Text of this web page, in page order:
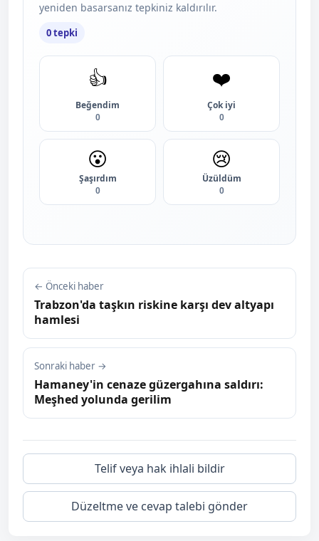
yeniden basarsanız tepkiniz kaldırılır.
0 tepki
👍
Beğendim
0
❤️
Çok iyi
0
😮
Şaşırdım
0
😢
Üzüldüm
0
← Önceki haber
Trabzon'da taşkın riskine karşı dev altyapı
hamlesi
Sonraki haber →
Hamaney'in cenaze güzergahına saldırı:
Meşhed yolunda gerilim
Telif veya hak ihlali bildir
Düzeltme ve cevap talebi gönder